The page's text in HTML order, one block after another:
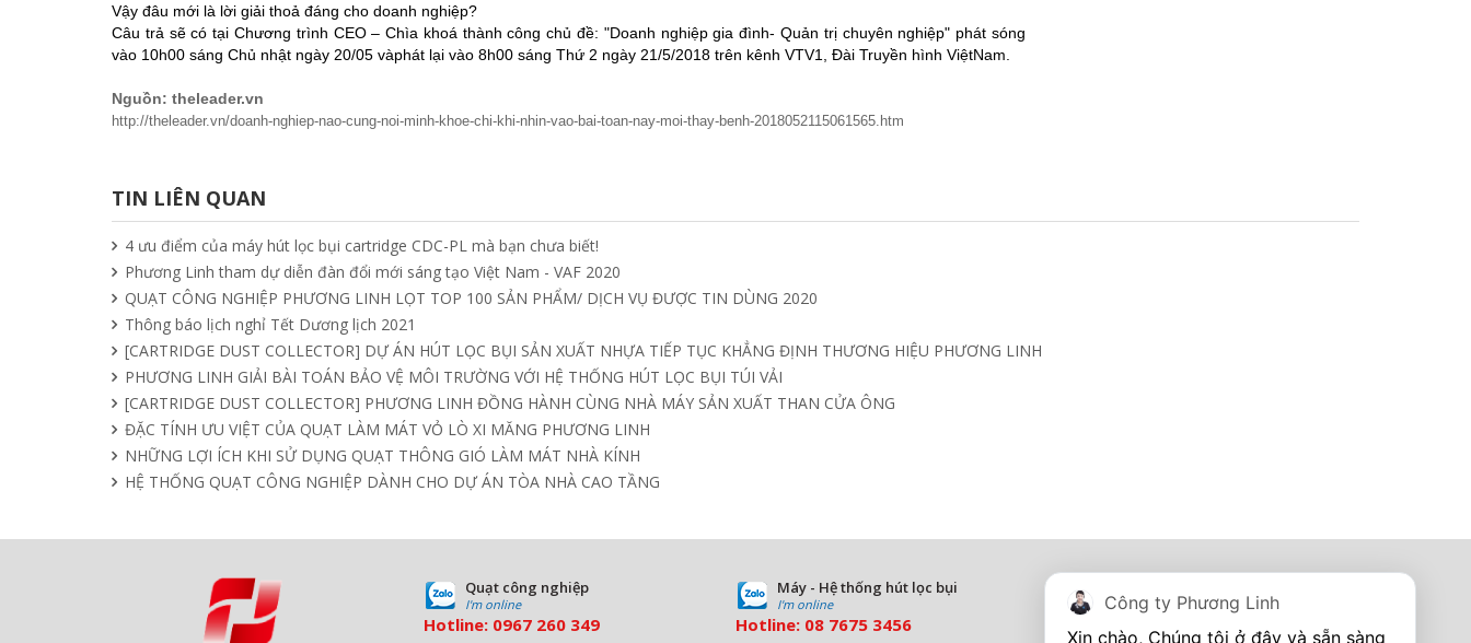
Vậy đâu mới là lời giải thoả đáng cho doanh nghiệp?
Câu trả sẽ có tại Chương trình CEO – Chìa khoá thành công chủ đề: "Doanh nghiệp gia đình- Quản trị chuyên nghiệp" phát sóng
vào 10h00 sáng Chủ nhật ngày 20/05 vàphát lại vào 8h00 sáng Thứ 2 ngày 21/5/2018 trên kênh VTV1, Đài Truyền hình ViệtNam.
Nguồn: theleader.vn
http://theleader.vn/doanh-nghiep-nao-cung-noi-minh-khoe-chi-khi-nhin-vao-bai-toan-nay-moi-thay-benh-2018052115061565.htm
TIN LIÊN QUAN
4 ưu điểm của máy hút lọc bụi cartridge CDC-PL mà bạn chưa biết!
Phương Linh tham dự diễn đàn đổi mới sáng tạo Việt Nam - VAF 2020
QUẠT CÔNG NGHIỆP PHƯƠNG LINH LỌT TOP 100 SẢN PHẨM/ DỊCH VỤ ĐƯỢC TIN DÙNG 2020
Thông báo lịch nghỉ Tết Dương lịch 2021
[CARTRIDGE DUST COLLECTOR] DỰ ÁN HÚT LỌC BỤI SẢN XUẤT NHỰA TIẾP TỤC KHẲNG ĐỊNH THƯƠNG HIỆU PHƯƠNG LINH
PHƯƠNG LINH GIẢI BÀI TOÁN BẢO VỆ MÔI TRƯỜNG VỚI HỆ THỐNG HÚT LỌC BỤI TÚI VẢI
[CARTRIDGE DUST COLLECTOR] PHƯƠNG LINH ĐỒNG HÀNH CÙNG NHÀ MÁY SẢN XUẤT THAN CỬA ÔNG
ĐẶC TÍNH ƯU VIỆT CỦA QUẠT LÀM MÁT VỎ LÒ XI MĂNG PHƯƠNG LINH
NHỮNG LỢI ÍCH KHI SỬ DỤNG QUẠT THÔNG GIÓ LÀM MÁT NHÀ KÍNH
HỆ THỐNG QUẠT CÔNG NGHIỆP DÀNH CHO DỰ ÁN TÒA NHÀ CAO TẦNG
Quạt công nghiệp
I'm online
Hotline: 0967 260 349
Máy - Hệ thống hút lọc bụi
I'm online
Hotline: 08 7675 3456
I'm online
Công ty Phương Linh
Xin chào, Chúng tôi ở đây và sẵn sàng